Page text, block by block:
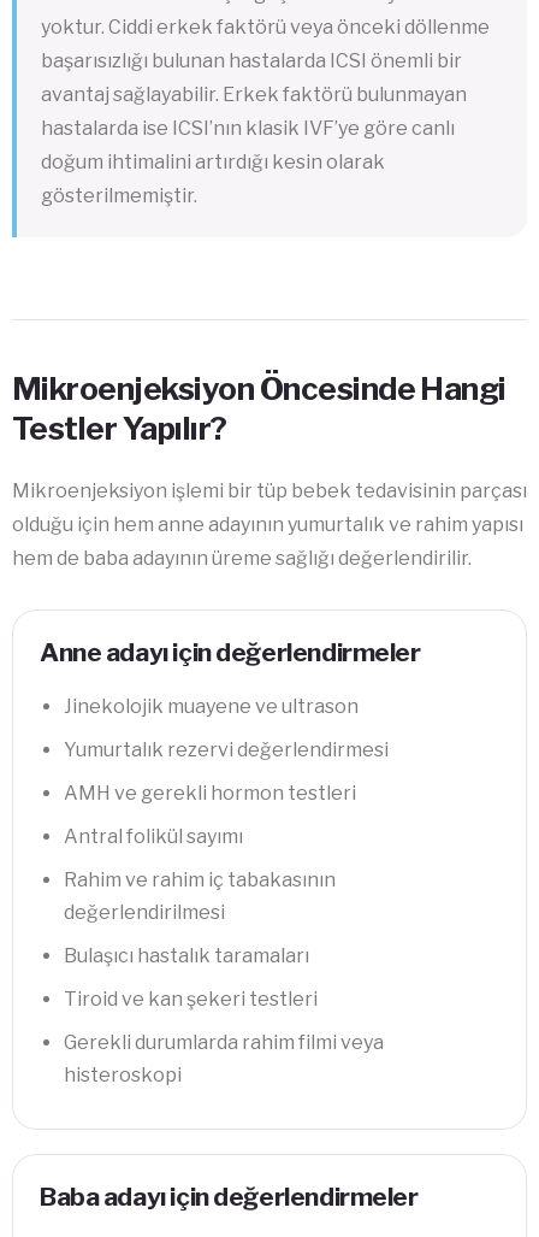
yoktur. Ciddi erkek faktörü veya önceki döllenme
başarısızlığı bulunan hastalarda ICSI önemli bir
avantaj sağlayabilir. Erkek faktörü bulunmayan
hastalarda ise ICSI’nın klasik IVF’ye göre canlı
doğum ihtimalini artırdığı kesin olarak
gösterilmemiştir.
Mikroenjeksiyon Öncesinde Hangi
Testler Yapılır?
Mikroenjeksiyon işlemi bir tüp bebek tedavisinin parçası
olduğu için hem anne adayının yumurtalık ve rahim yapısı
hem de baba adayının üreme sağlığı değerlendirilir.
Anne adayı için değerlendirmeler
Jinekolojik muayene ve ultrason
Yumurtalık rezervi değerlendirmesi
AMH ve gerekli hormon testleri
Antral folikül sayımı
Rahim ve rahim iç tabakasının
değerlendirilmesi
Bulaşıcı hastalık taramaları
Tiroid ve kan şekeri testleri
Gerekli durumlarda rahim filmi veya
histeroskopi
Baba adayı için değerlendirmeler